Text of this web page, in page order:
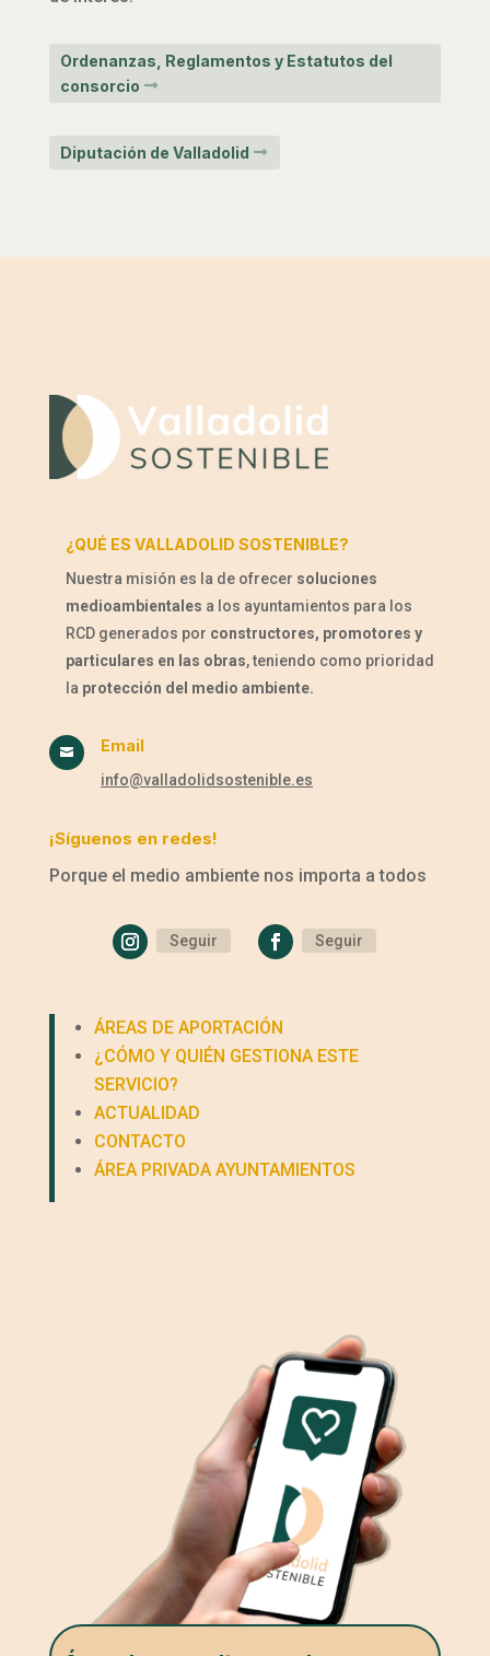
Ordenanzas, Reglamentos y Estatutos del
consorcio
Diputación de Valladolid
¿QUÉ ES VALLADOLID SOSTENIBLE?
Nuestra misión es la de ofrecer soluciones
medioambientales a los ayuntamientos para los
RCD generados por constructores, promotores y
particulares en las obras, teniendo como prioridad
la protección del medio ambiente.
 Email
info@valladolidsostenible.es
¡Síguenos en redes!
Porque el medio ambiente nos importa a todos
Seguir Seguir
ÁREAS DE APORTACIÓN
¿CÓMO Y QUIÉN GESTIONA ESTE
SERVICIO?
ACTUALIDAD
CONTACTO
ÁREA PRIVADA AYUNTAMIENTOS